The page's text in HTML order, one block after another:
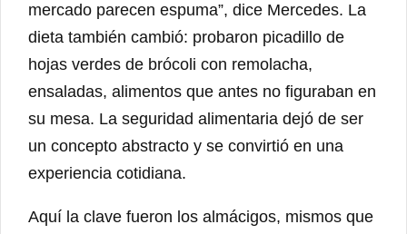
mercado parecen espuma”, dice Mercedes. La
dieta también cambió: probaron picadillo de
hojas verdes de brócoli con remolacha,
ensaladas, alimentos que antes no figuraban en
su mesa. La seguridad alimentaria dejó de ser
un concepto abstracto y se convirtió en una
experiencia cotidiana.
Aquí la clave fueron los almácigos, mismos que